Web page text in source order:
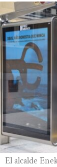
El alcalde